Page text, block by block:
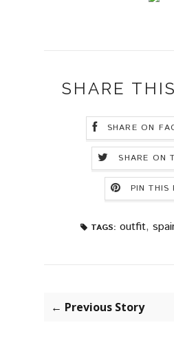
SHARE
SHARE ON
SHARE ON
PIN THIS
TAGS: outfit,
← Previous Story